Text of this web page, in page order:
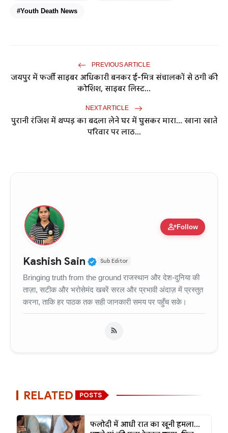
#Youth Death News
PREVIOUS ARTICLE
जयपुर में फर्जी साइबर अधिकारी बनकर ई-मित्र संचालकों से ठगी की
कोशिश, साइबर लिस्ट...
NEXT ARTICLE
पुरानी रंजिश में थप्पड़ का बदला लेने घर में घुसकर मारा... खाना खाते
परिवार पर लाठ...
person_addFollow
Kashish Sain Verified Public Figure •
Sub Editor
Bringing truth from the ground राजस्थान और देश-दुनिया की
ताज़ा, सटीक और भरोसेमंद खबरें सरल और प्रभावी अंदाज़ में प्रस्तुत
करना, ताकि हर पाठक तक सही जानकारी समय पर पहुँच सके।
RELATED POSTS
फलोदी में आधी रात का खूनी हमला...